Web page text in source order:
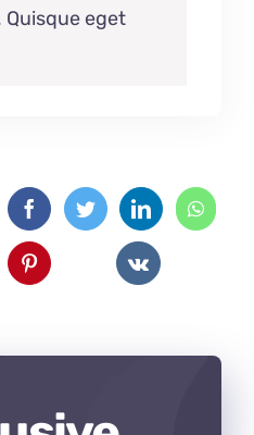
Quisque eget